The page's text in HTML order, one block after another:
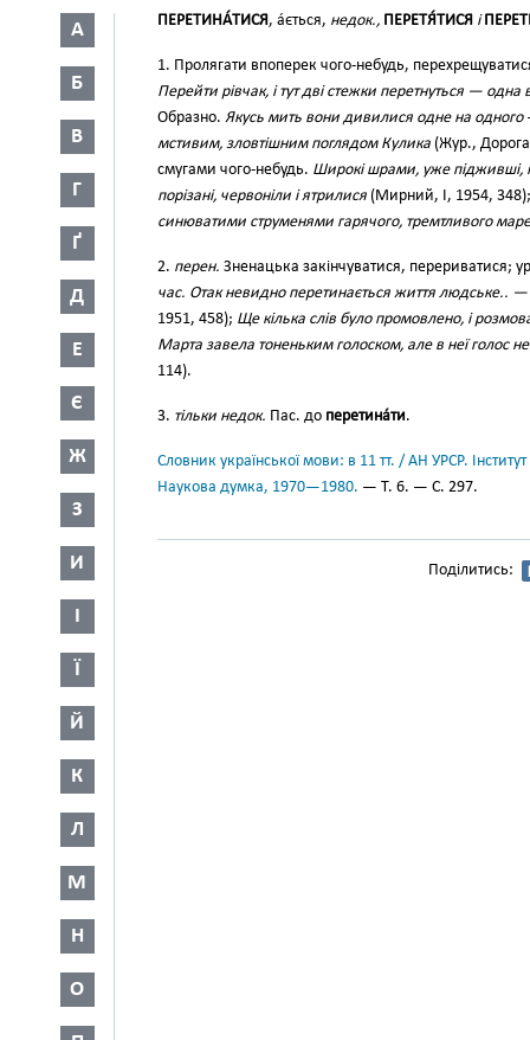
А
Б
В
Г
Ґ
Д
Е
Є
Ж
З
И
І
Ї
Й
К
Л
М
Н
О
ПЕРЕТИНА́ТИСЯ, а́ється, недок., ПЕРЕТЯ́ТИСЯ і
1. Пролягати впоперек чого-небудь,
Перейти рівчак, і тут дві стежки перетнуться — одна
Образно. Якусь мить вони дивилися одне на одного
мстивим, зловтішним поглядом Кулика (Жур.,
смугами чого-небудь. Широкі шрами, уже підживші,
порізані, червоніли і ятрилися (Мирний, І, 1954,
синюватими струменями гарячого, тремтливого
2. перен. Зненацька закінчуватися, перериватися;
час. Отак невидно перетинається життя людське.. —
1951, 458); Ще кілька слів було промовлено, і
Марта завела тоненьким голоском, але в неї голос
114).
3. тільки недок. Пас. до перетина́ти.
Словник української мови: в 11 тт. / АН УРСР.
Наукова думка, 1970—1980. — Т. 6. — С. 297.
Поділитись: